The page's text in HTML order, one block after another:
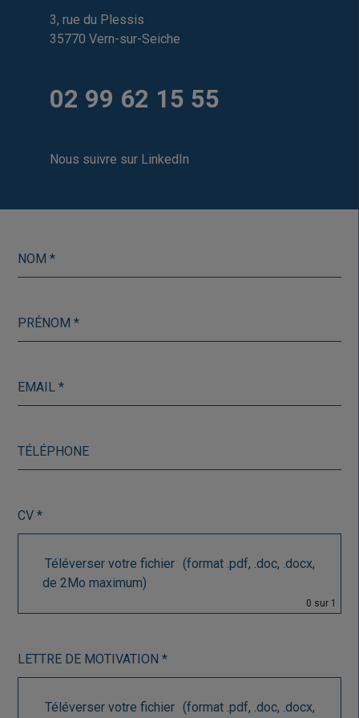
3, rue du Plessis
35770 Vern-sur-Seiche
02 99 62 15 55
Nous suivre sur LinkedIn
CV *
Téléverser votre fichier (format .pdf, .doc, .docx,
de 2Mo maximum)
0 sur 1
LETTRE DE MOTIVATION *
Téléverser votre fichier (format .pdf, .doc, .docx,